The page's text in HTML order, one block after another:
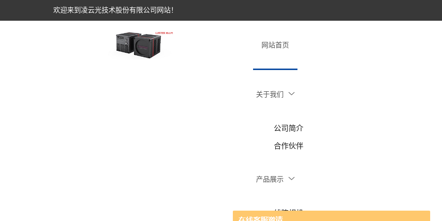
欢迎来到凌云光技术股份有限公司网站！
网站首页
关于我们
公司简介
合作伙伴
产品展示
线阵相机